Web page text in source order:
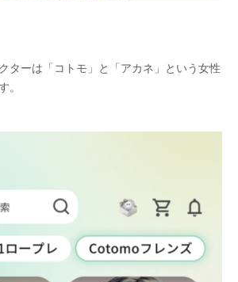
ターは「コトモ」と「アカネ」という女性
。